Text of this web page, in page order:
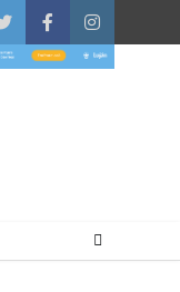
TwitterFacebookInstagram